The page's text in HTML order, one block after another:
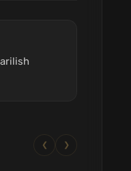
❮ ❯